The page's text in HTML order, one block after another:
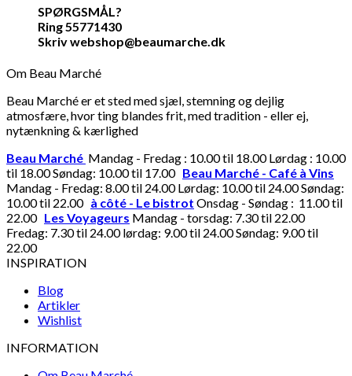
SPØRGSMÅL?
Ring 55771430
Skriv webshop@beaumarche.dk
Om Beau Marché
Beau Marché er et sted med sjæl, stemning og dejlig
atmosfære, hvor ting blandes frit, med tradition - eller ej,
nytænkning & kærlighed
Beau Marché Mandag - Fredag : 10.00 til 18.00 Lørdag : 10.00
til 18.00 Søndag: 10.00 til 17.00 Beau Marché - Café à Vins
Mandag - Fredag: 8.00 til 24.00 Lørdag: 10.00 til 24.00 Søndag:
10.00 til 22.00 à côté - Le bistrot Onsdag - Søndag : 11.00 til
22.00 Les Voyageurs Mandag - torsdag: 7.30 til 22.00
Fredag: 7.30 til 24.00 lørdag: 9.00 til 24.00 Søndag: 9.00 til
22.00
INSPIRATION
Blog
Artikler
Wishlist
INFORMATION